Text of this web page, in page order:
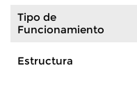
Tipo de
Funcionamiento
Estructura